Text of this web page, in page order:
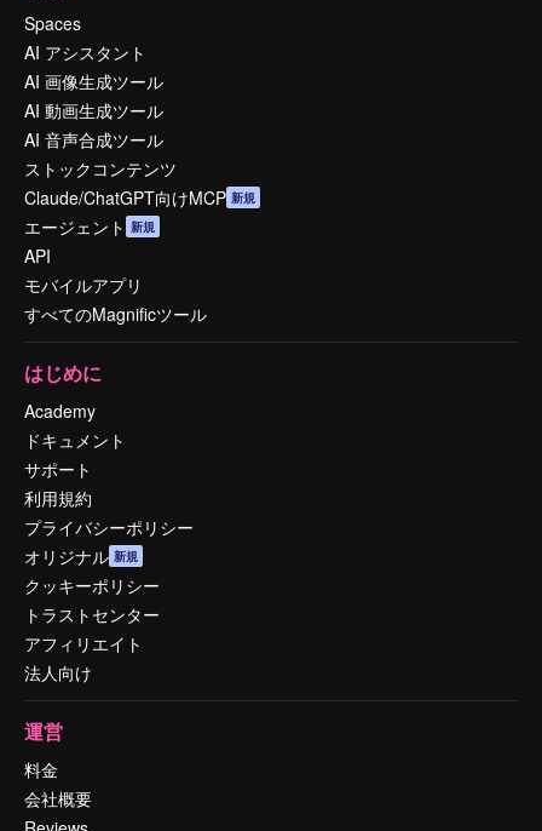
Spaces
AI アシスタント
AI 画像生成ツール
AI 動画生成ツール
AI 音声合成ツール
ストックコンテンツ
Claude/ChatGPT向けMCP 新規
エージェント 新規
API
モバイルアプリ
すべてのMagnificツール
はじめに
Academy
ドキュメント
サポート
利用規約
プライバシーポリシー
オリジナル 新規
クッキーポリシー
トラストセンター
アフィリエイト
法人向け
運営
料金
会社概要